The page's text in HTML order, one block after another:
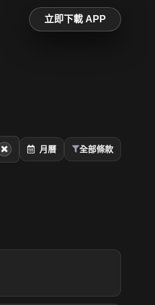
立即下載 APP
月曆 全部條款